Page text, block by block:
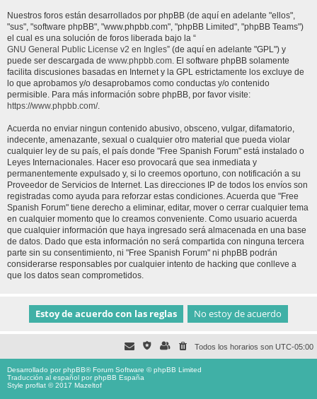
Nuestros foros están desarrollados por phpBB (de aquí en adelante "ellos",
"sus", "software phpBB", "www.phpbb.com", "phpBB Limited", "phpBB Teams")
el cual es una solución de foros liberada bajo la “
GNU General Public License v2 en Ingles” (de aquí en adelante "GPL") y
puede ser descargada de www.phpbb.com. El software phpBB solamente
facilita discusiones basadas en Internet y la GPL estrictamente los excluye de
lo que aprobamos y/o desaprobamos como conductas y/o contenido
permisible. Para más información sobre phpBB, por favor visite:
https://www.phpbb.com/.
Acuerda no enviar ningun contenido abusivo, obsceno, vulgar, difamatorio,
indecente, amenazante, sexual o cualquier otro material que pueda violar
cualquier ley de su país, el país donde "Free Spanish Forum" está instalado o
Leyes Internacionales. Hacer eso provocará que sea inmediata y
permanentemente expulsado y, si lo creemos oportuno, con notificación a su
Proveedor de Servicios de Internet. Las direcciones IP de todos los envíos son
registradas como ayuda para reforzar estas condiciones. Acuerda que "Free
Spanish Forum" tiene derecho a eliminar, editar, mover o cerrar cualquier tema
en cualquier momento que lo creamos conveniente. Como usuario acuerda
que cualquier información que haya ingresado será almacenada en una base
de datos. Dado que esta información no será compartida con ninguna tercera
parte sin su consentimiento, ni "Free Spanish Forum" ni phpBB podrán
considerarse responsables por cualquier intento de hacking que conlleve a
que los datos sean comprometidos.
Todos los horarios son UTC-05:00
Desarrollado porphpBB® Forum Software © phpBB Limited
Traducción al español porphpBB España
Style proflat © 2017 Mazeltof